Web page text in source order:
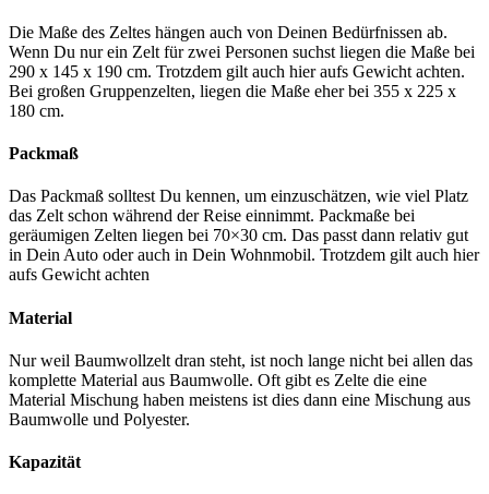
Die Maße des Zeltes hängen auch von Deinen Bedürfnissen ab.
Wenn Du nur ein Zelt für zwei Personen suchst liegen die Maße bei
290 x 145 x 190 cm. Trotzdem gilt auch hier aufs Gewicht achten.
Bei großen Gruppenzelten, liegen die Maße eher bei 355 x 225 x
180 cm.
Packmaß
Das Packmaß solltest Du kennen, um einzuschätzen, wie viel Platz
das Zelt schon während der Reise einnimmt. Packmaße bei
geräumigen Zelten liegen bei 70×30 cm. Das passt dann relativ gut
in Dein Auto oder auch in Dein Wohnmobil. Trotzdem gilt auch hier
aufs Gewicht achten
Material
Nur weil Baumwollzelt dran steht, ist noch lange nicht bei allen das
komplette Material aus Baumwolle. Oft gibt es Zelte die eine
Material Mischung haben meistens ist dies dann eine Mischung aus
Baumwolle und Polyester.
Kapazität